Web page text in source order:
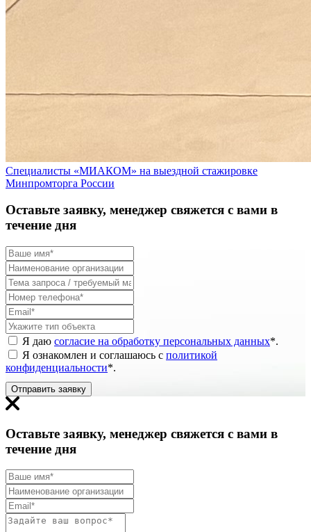
Специалисты «МИАКОМ» на выездной стажировке
Минпромторга России
Оставьте заявку, менеджер свяжется с вами в
течение дня
Я даю согласие на обработку персональных данных*.
Я ознакомлен и соглашаюсь с политикой
конфиденциальности*.
Отправить заявку
Оставьте заявку, менеджер свяжется с вами в
течение дня